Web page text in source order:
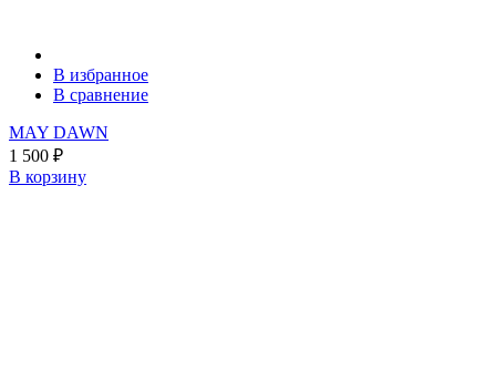
В избранное
В сравнение
MAY DAWN
1 500 ₽
В корзину